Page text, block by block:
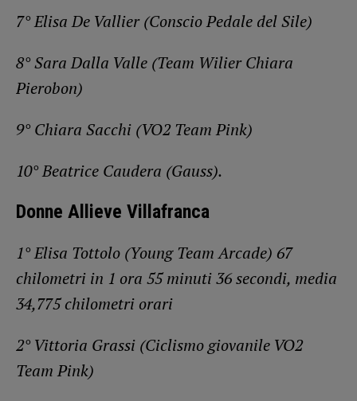
7° Elisa De Vallier (Conscio Pedale del Sile)
8° Sara Dalla Valle (Team Wilier Chiara
Pierobon)
9° Chiara Sacchi (VO2 Team Pink)
10° Beatrice Caudera (Gauss).
Donne Allieve Villafranca
1° Elisa Tottolo (Young Team Arcade) 67
chilometri in 1 ora 55 minuti 36 secondi, media
34,775 chilometri orari
2° Vittoria Grassi (Ciclismo giovanile VO2
Team Pink)